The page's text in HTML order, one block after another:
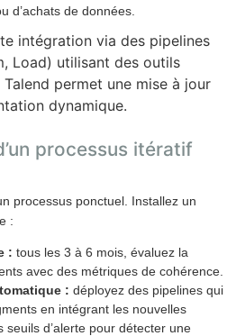
d’achats de données.
intégration via des pipelines
Load) utilisant des outils
permet une mise à jour
dynamique.
processus itératif
processus ponctuel. Installez un
:
: tous les 3 à 6 mois, évaluez la
avec des métriques de cohérence.
: déployez des pipelines qui
en intégrant les nouvelles
seuils d’alerte pour détecter une